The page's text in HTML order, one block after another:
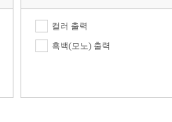
컬러 출력
흑백(모노) 출력